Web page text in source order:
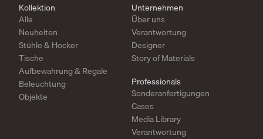
Kollektion
Alle
Neuheiten
Stühle & Hocker
Tische
Aufbewahrung & Regale
Beleuchtung
Objekte
Unternehmen
Über uns
Verantwortung
Designer
Story of Materials
Professionals
Sonderanfertigungen
Cases
Media Library
Verantwortung